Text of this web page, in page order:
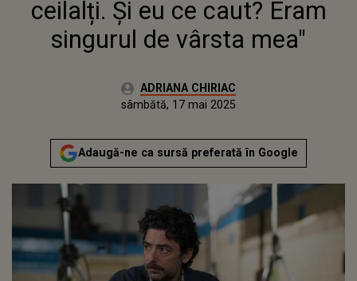
ceilalți. Și eu ce caut? Eram
singurul de vârsta mea"
Autor:ADRIANA CHIRIAC
sâmbătă, 17 mai 2025Actualizat:
sâmbătă, 17 mai 2025
Adaugă-ne ca sursă preferată în Google